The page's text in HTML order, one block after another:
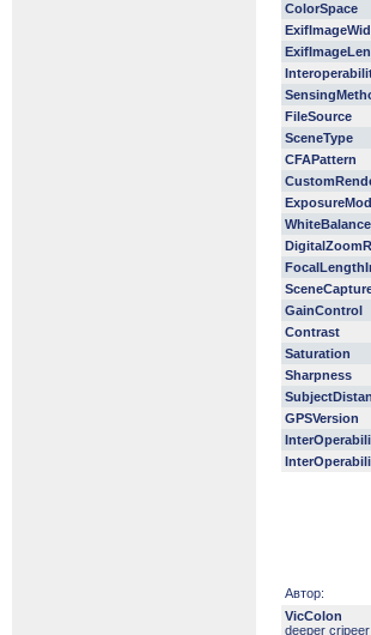
ColorSpace
FileSource
SceneType
CFAPattern
WhiteBalance
GainControl
Contrast
Saturation
Sharpness
GPSVersion
Автор:
VicColon
deeper сripeer